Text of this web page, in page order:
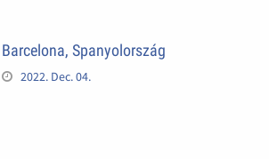
Barcelona, Spanyolország
2022. Dec. 04.